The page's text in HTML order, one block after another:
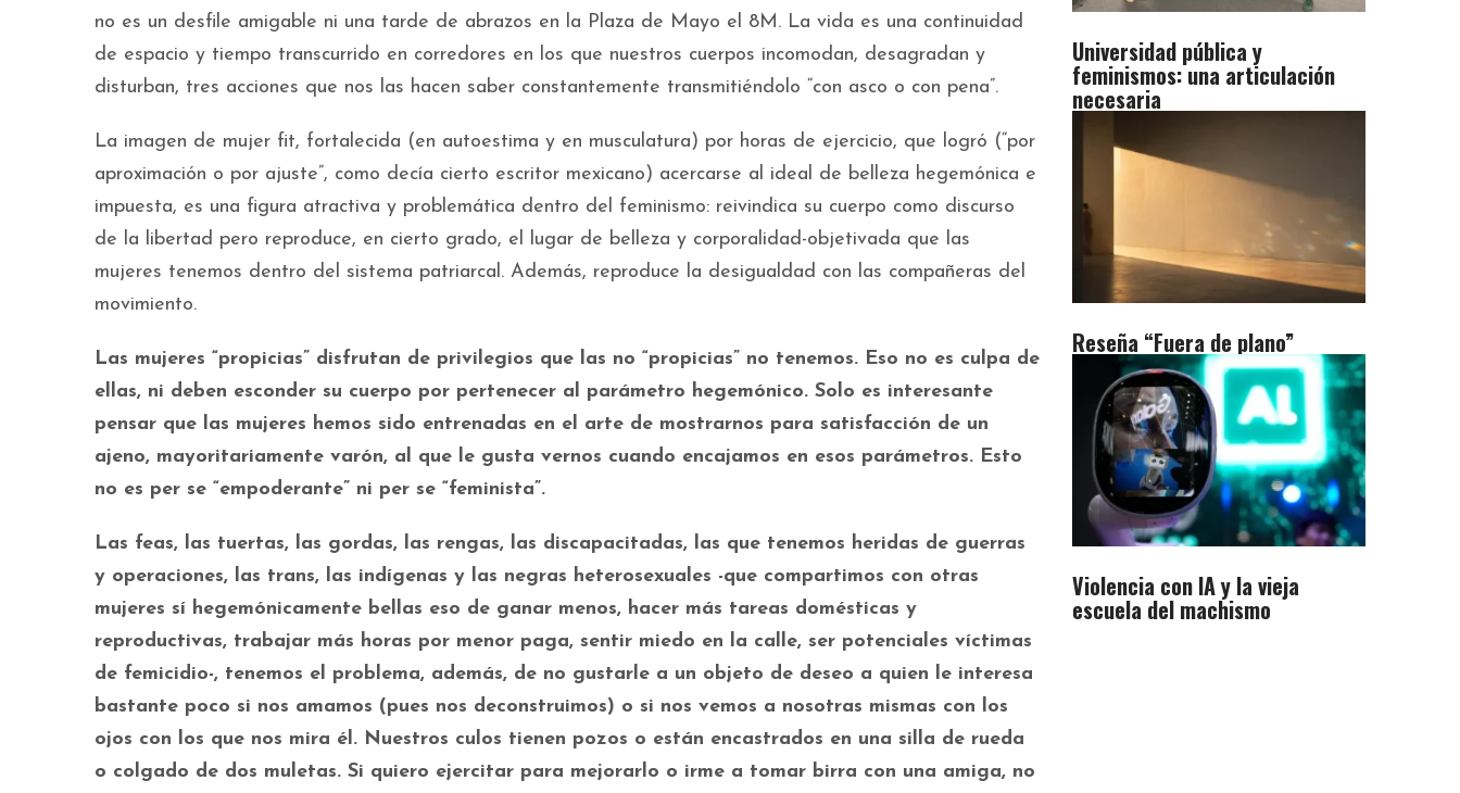
no es un desfile amigable ni una tarde de abrazos en la Plaza de Mayo el 8M. La vida es una continuidad
de espacio y tiempo transcurrido en corredores en los que nuestros cuerpos incomodan, desagradan y
disturban, tres acciones que nos las hacen saber constantemente transmitiéndolo “con asco o con pena”.
La imagen de mujer fit, fortalecida (en autoestima y en musculatura) por horas de ejercicio, que logró (“por
aproximación o por ajuste”, como decía cierto escritor mexicano) acercarse al ideal de belleza hegemónica e
impuesta, es una figura atractiva y problemática dentro del feminismo: reivindica su cuerpo como discurso
de la libertad pero reproduce, en cierto grado, el lugar de belleza y corporalidad-objetivada que las
mujeres tenemos dentro del sistema patriarcal. Además, reproduce la desigualdad con las compañeras del
movimiento.
Las mujeres “propicias” disfrutan de privilegios que las no “propicias” no tenemos. Eso no es culpa de
ellas, ni deben esconder su cuerpo por pertenecer al parámetro hegemónico. Solo es interesante
pensar que las mujeres hemos sido entrenadas en el arte de mostrarnos para satisfacción de un
ajeno, mayoritariamente varón, al que le gusta vernos cuando encajamos en esos parámetros. Esto
no es per se “empoderante” ni per se “feminista”.
Las feas, las tuertas, las gordas, las rengas, las discapacitadas, las que tenemos heridas de guerras
y operaciones, las trans, las indígenas y las negras heterosexuales -que compartimos con otras
mujeres sí hegemónicamente bellas eso de ganar menos, hacer más tareas domésticas y
reproductivas, trabajar más horas por menor paga, sentir miedo en la calle, ser potenciales víctimas
de femicidio-, tenemos el problema, además, de no gustarle a un objeto de deseo a quien le interesa
bastante poco si nos amamos (pues nos deconstruimos) o si nos vemos a nosotras mismas con los
ojos con los que nos mira él. Nuestros culos tienen pozos o están encastrados en una silla de rueda
o colgado de dos muletas. Si quiero ejercitar para mejorarlo o irme a tomar birra con una amiga, no
Universidad pública y
feminismos: una articulación
necesaria
Reseña “Fuera de plano”
Violencia con IA y la vieja
escuela del machismo